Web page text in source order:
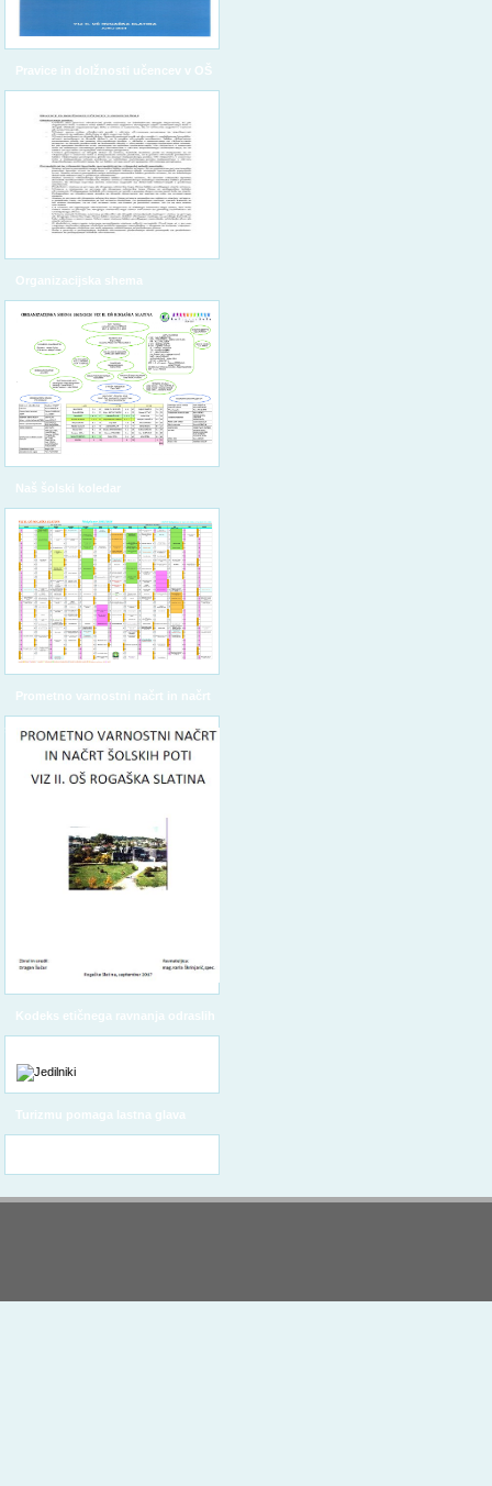
Pravice in dolžnosti učencev v OŠ
Organizacijska shema
Naš šolski koledar
Prometno varnostni načrt in načrt
šolskih poti
Kodeks etičnega ravnanja odraslih
Turizmu pomaga lastna glava